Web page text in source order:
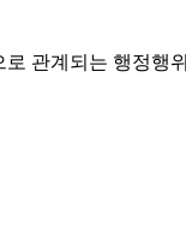
관계되는 행정행위